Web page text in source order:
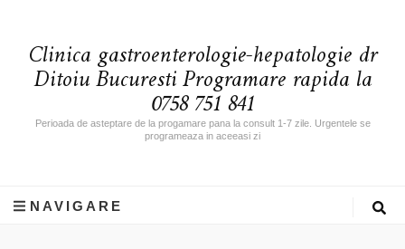
Clinica gastroenterologie-hepatologie dr
Ditoiu Bucuresti Programare rapida la
0758 751 841
Perioada de asteptare de la progamare pana la consult 1-7 zile. Urgentele se
programeaza in aceeasi zi
NAVIGARE